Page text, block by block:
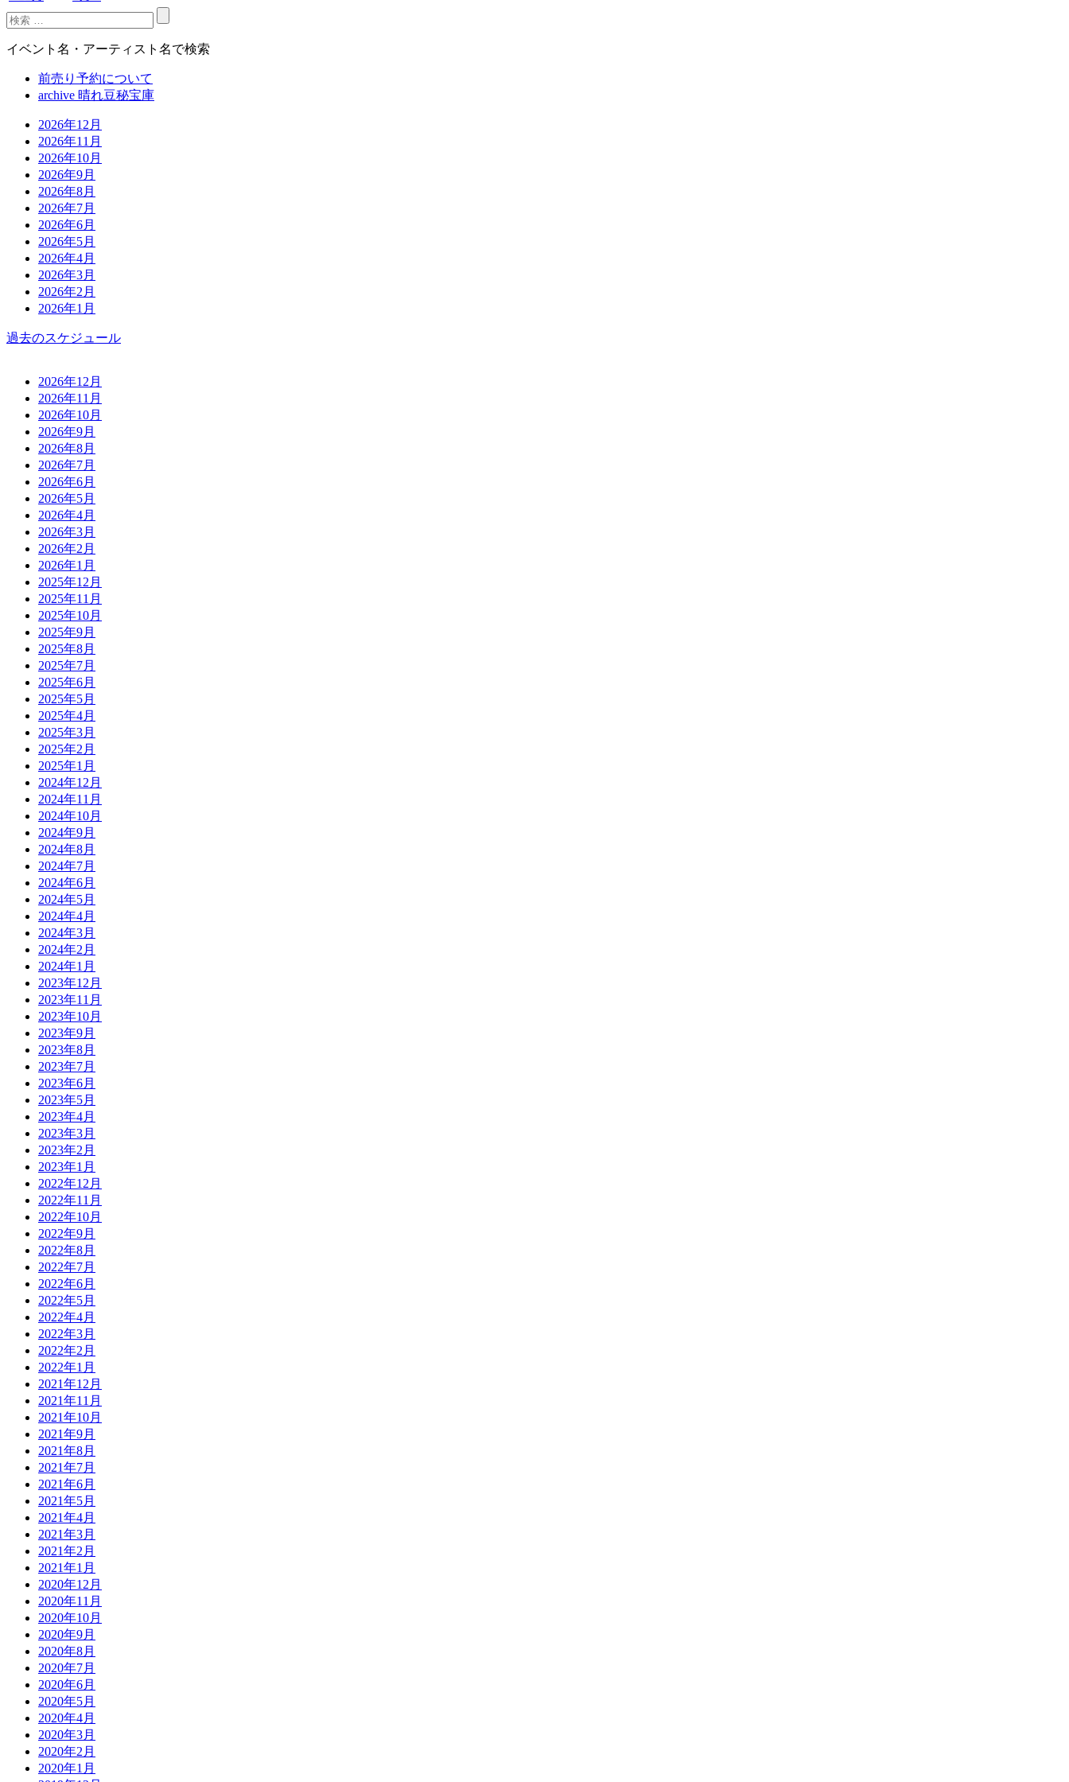
イベント名・アーティスト名で検索
前売り予約について
archive 晴れ豆秘宝庫
2026年12月
2026年11月
2026年10月
2026年9月
2026年8月
2026年7月
2026年6月
2026年5月
2026年4月
2026年3月
2026年2月
2026年1月
過去のスケジュール
2026年12月
2026年11月
2026年10月
2026年9月
2026年8月
2026年7月
2026年6月
2026年5月
2026年4月
2026年3月
2026年2月
2026年1月
2025年12月
2025年11月
2025年10月
2025年9月
2025年8月
2025年7月
2025年6月
2025年5月
2025年4月
2025年3月
2025年2月
2025年1月
2024年12月
2024年11月
2024年10月
2024年9月
2024年8月
2024年7月
2024年6月
2024年5月
2024年4月
2024年3月
2024年2月
2024年1月
2023年12月
2023年11月
2023年10月
2023年9月
2023年8月
2023年7月
2023年6月
2023年5月
2023年4月
2023年3月
2023年2月
2023年1月
2022年12月
2022年11月
2022年10月
2022年9月
2022年8月
2022年7月
2022年6月
2022年5月
2022年4月
2022年3月
2022年2月
2022年1月
2021年12月
2021年11月
2021年10月
2021年9月
2021年8月
2021年7月
2021年6月
2021年5月
2021年4月
2021年3月
2021年2月
2021年1月
2020年12月
2020年11月
2020年10月
2020年9月
2020年8月
2020年7月
2020年6月
2020年5月
2020年4月
2020年3月
2020年2月
2020年1月